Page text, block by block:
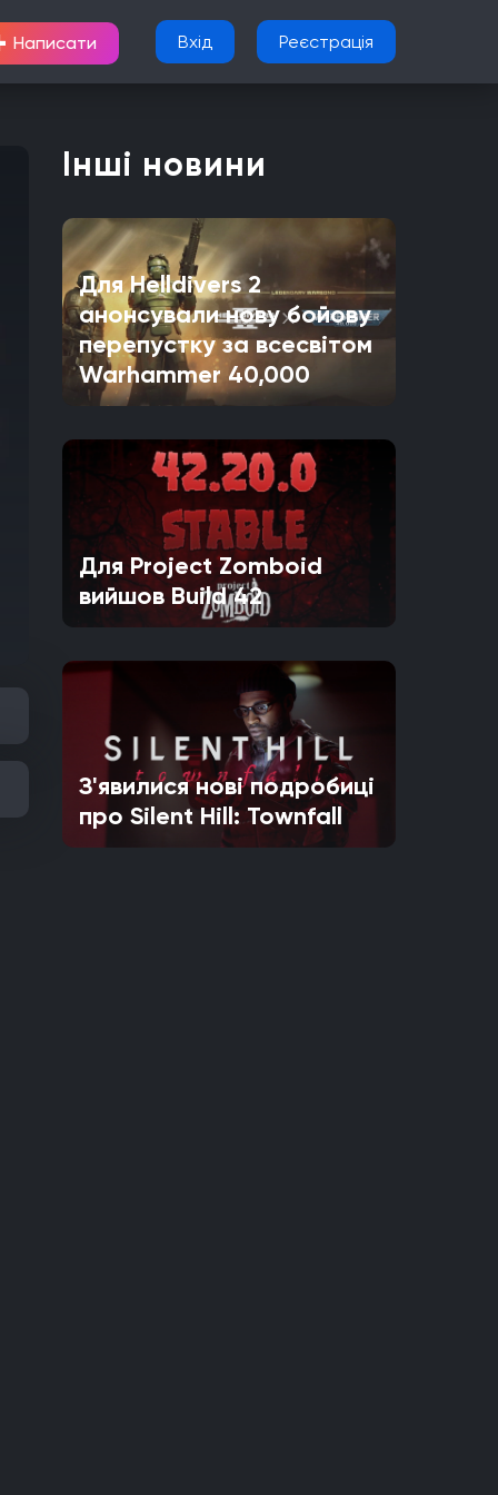
Написати Вхід Реєстрація
Інші новини
Для Helldivers 2
анонсували нову бойову
перепустку за всесвітом
Warhammer 40,000
Для Project Zomboid
вийшов Build 42
З'явилися нові подробиці
про Silent Hill: Townfall